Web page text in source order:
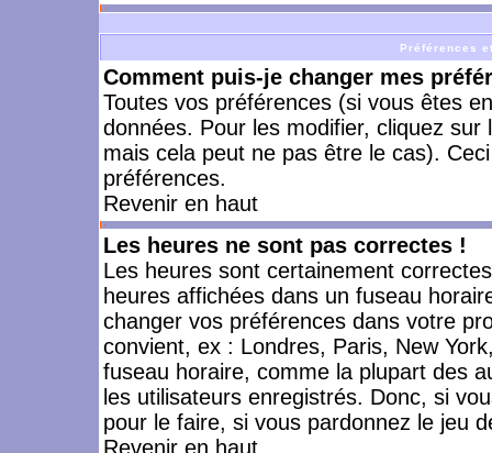
Préférences
Comment puis-je changer mes
Toutes vos préférences (si vous êtes
données. Pour les modifier, cliquez sur
mais cela peut ne pas être le cas).
préférences.
Revenir en haut
Les heures ne sont pas correctes !
Les heures sont certainement
heures affichées dans un fuseau
changer vos préférences dans votre
convient, ex : Londres, Paris, New
fuseau horaire, comme la plupart des
les utilisateurs enregistrés. Donc, si
pour le faire, si vous pardonnez le jeu
Revenir en haut